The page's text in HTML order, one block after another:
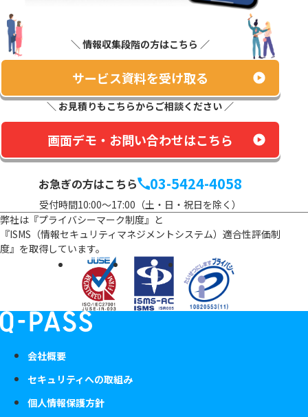
＼ 情報収集段階の方はこちら ／
サービス資料を受け取る
＼ お見積りもこちらからご相談ください ／
画面デモ・お問い合わせはこちら
お急ぎの方はこちら 03-5424-4058
受付時間10:00～17:00（土・日・祝日を除く）
弊社は『プライバシーマーク制度』と
『ISMS（情報セキュリティマネジメントシステム）適合性評価制
度』を取得しています。
会社概要
セキュリティへの取組み
個人情報保護方針